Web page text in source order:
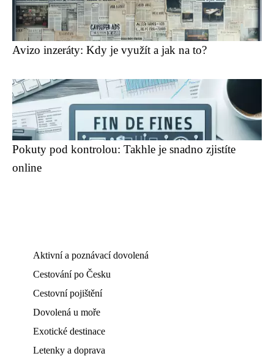
Avizo inzeráty: Kdy je využít a jak na to?
Pokuty pod kontrolou: Takhle je snadno zjistíte
online
Aktivní a poznávací dovolená
Cestování po Česku
Cestovní pojištění
Dovolená u moře
Exotické destinace
Letenky a doprava